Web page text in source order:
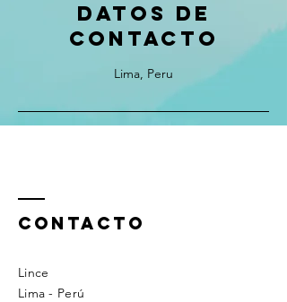
Datos de
contacto
Lima, Peru
ContactO
Lince
Lima - Perú